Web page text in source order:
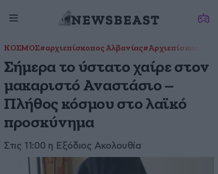
ΚΟΣΜΟΣ#αρχιεπίσκοπος Αλβανίας#Αρχιεπίσκοπος
Σήμερα το ύστατο χαίρε στον
μακαριστό Αναστάσιο –
Πλήθος κόσμου στο λαϊκό
προσκύνημα
Στις 11:00 η Εξόδιος Ακολουθία